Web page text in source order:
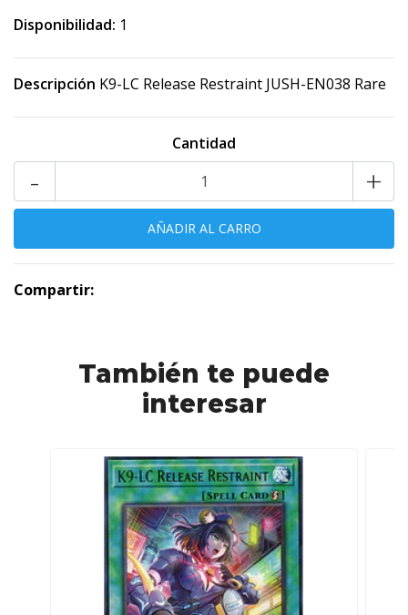
Disponibilidad: 1
Descripción K9-LC Release Restraint JUSH-EN038 Rare
Cantidad
+
-
Compartir:
También te puede
interesar